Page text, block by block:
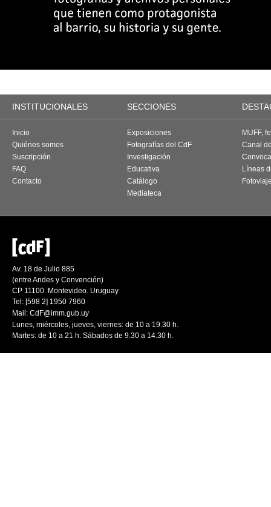
INSTITUCIONALES SECCIONES
Inicio
Quiénes somos
Suscripción
FAQ
Contacto
Exposiciones
Fotografías del CdF
Investigación
Educativa
Catálogo
Mediateca
MUFF,
Canal
Líneas
Av. 18 de Julio 885
(entre Andes y Convención)
CP 11100. Montevideo. Uruguay
Tel: [598 2] 1950 7960
Mail: CdF@imm.gub.uy
Lunes, miércoles, jueves, viernes: de 10 a 19.30 h.
Martes: de 10 a 21 h. Sábados de 9.30 a 14.30 h.